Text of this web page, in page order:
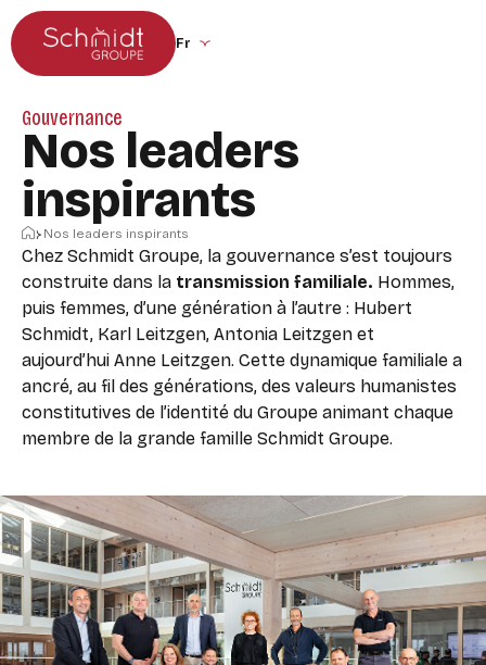
Aller au menu principal
Aller au contenu
Changer la langue du site (recharge la
Gouvernance
Nos leaders
inspirants
Accueil
Nos leaders inspirants
Chez Schmidt Groupe, la gouvernance s’est toujours
construite dans la transmission familiale. Hommes,
puis femmes, d’une génération à l’autre : Hubert
Schmidt, Karl Leitzgen, Antonia Leitzgen et
aujourd’hui Anne Leitzgen. Cette dynamique familiale a
ancré, au fil des générations, des valeurs humanistes
constitutives de l’identité du Groupe animant chaque
membre de la grande famille Schmidt Groupe.